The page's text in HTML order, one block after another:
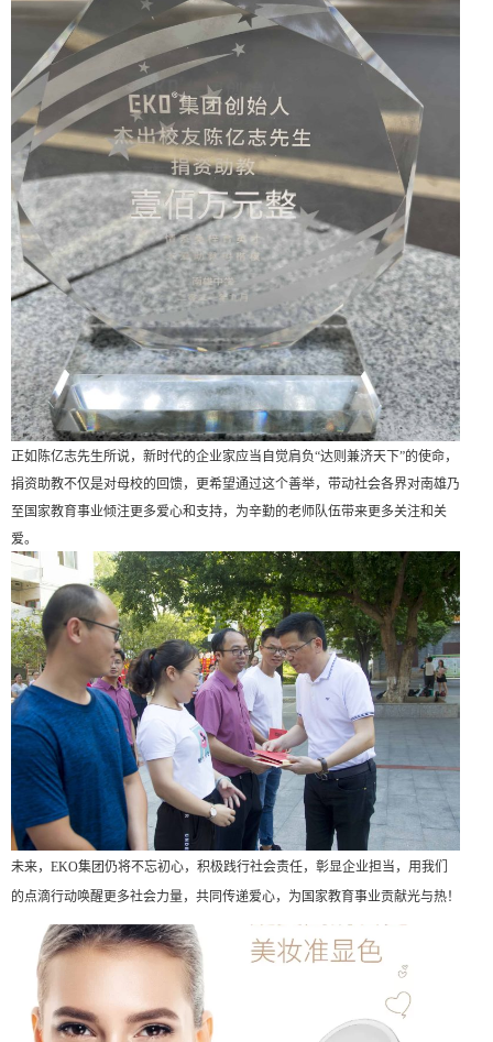
正如陈亿志先生所说，新时代的企业家应当自觉肩负“达则兼济天下”的使命，
捐资助教不仅是对母校的回馈，更希望通过这个善举，带动社会各界对南雄乃
至国家教育事业倾注更多爱心和支持，为辛勤的老师队伍带来更多关注和关
爱。
未来， EKO集团仍将不忘初心，积极践行社会责任，彰显企业担当， 用我们
的点滴行动唤醒更多社会力量，共同传递爱心，为国家教育事业贡献光与热！